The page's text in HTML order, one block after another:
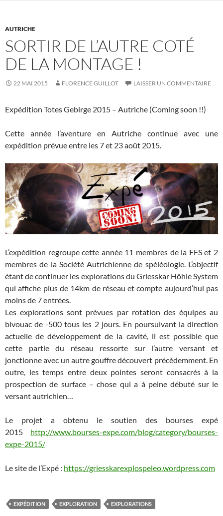
AUTRICHE
SORTIR DE L’AUTRE COTÉ
DE LA MONTAGE !
22 MAI 2015 FLORENCE GUILLOT LAISSER UN COMMENTAIRE
Expédition Totes Gebirge 2015 – Autriche (Coming soon !!)
Cette année l’aventure en Autriche continue avec une
expédition prévue entre les 7 et 23 août 2015.
L’expédition regroupe cette année 11 membres de la FFS et 2
membres de la Société Autrichienne de spéléologie. L’objectif
étant de continuer les explorations du Griesskar Höhle System
qui affiche plus de 14km de réseau et compte aujourd’hui pas
moins de 7 entrées.
Les explorations sont prévues par rotation des équipes au
bivouac de -500 tous les 2 jours. En poursuivant la direction
actuelle de développement de la cavité, il est possible que
cette partie du réseau ressorte sur l’autre versant et
jonctionne avec un autre gouffre découvert précédemment. En
outre, les temps entre deux pointes seront consacrés à la
prospection de surface – chose qui a à peine débuté sur le
versant autrichien…
Le projet a obtenu le soutien des bourses expé
2015 http://www.bourses-expe.com/blog/category/bourses-
expe-2015/
Le site de l’Expé : https://griesskarexplospeleo.wordpress.com
EXPÉDITION EXPLORATION EXPLORATIONS